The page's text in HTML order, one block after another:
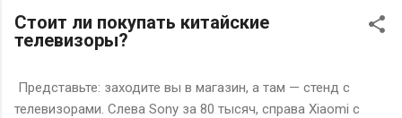
Стоит ли покупать китайские
телевизоры?
Представьте: заходите вы в магазин, а там — стенд с
телевизорами. Слева Sony за 80 тысяч, справа Xiaomi с